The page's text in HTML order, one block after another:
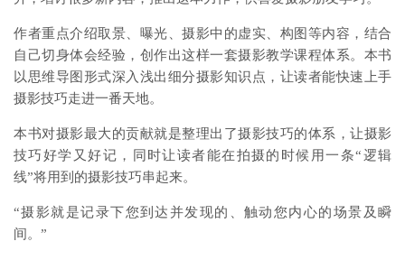
作者重点介绍取景、曝光、摄影中的虚实、构图等内容，结合
自己切身体会经验，创作出这样一套摄影教学课程体系。本书
以思维导图形式深入浅出细分摄影知识点，让读者能快速上手
摄影技巧走进一番天地。
本书对摄影最大的贡献就是整理出了摄影技巧的体系，让摄影
技巧好学又好记，同时让读者能在拍摄的时候用一条“逻辑
线”将用到的摄影技巧串起来。
“摄影就是记录下您到达并发现的、触动您内心的场景及瞬
间。”